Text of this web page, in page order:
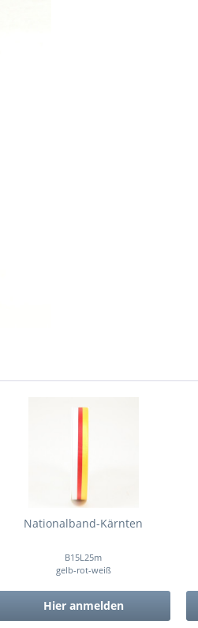
Nationalband-Kärnten
B15L25m
gelb-rot-weiß
Hier anmelden